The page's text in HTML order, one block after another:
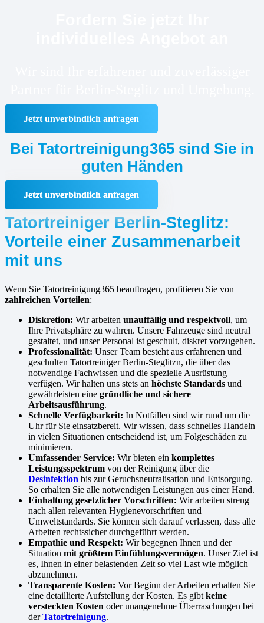
Jetzt unverbindlich anfragen
Bei Tatortreinigung365 sind Sie in
guten Händen
Jetzt unverbindlich anfragen
Tatortreiniger Berlin-Steglitz:
Vorteile einer Zusammenarbeit
mit uns
Wenn Sie Tatortreinigung365 beauftragen, profitieren Sie von
zahlreichen Vorteilen:
Diskretion: Wir arbeiten unauffällig und respektvoll, um
Ihre Privatsphäre zu wahren. Unsere Fahrzeuge sind neutral
gestaltet, und unser Personal ist geschult, diskret vorzugehen.
Professionalität: Unser Team besteht aus erfahrenen und
geschulten Tatortreiniger Berlin-Steglitzn, die über das
notwendige Fachwissen und die spezielle Ausrüstung
verfügen. Wir halten uns stets an höchste Standards und
gewährleisten eine gründliche und sichere
Arbeitsausführung.
Schnelle Verfügbarkeit: In Notfällen sind wir rund um die
Uhr für Sie einsatzbereit. Wir wissen, dass schnelles Handeln
in vielen Situationen entscheidend ist, um Folgeschäden zu
minimieren.
Umfassender Service: Wir bieten ein komplettes
Leistungsspektrum von der Reinigung über die
Desinfektion bis zur Geruchsneutralisation und Entsorgung.
So erhalten Sie alle notwendigen Leistungen aus einer Hand.
Einhaltung gesetzlicher Vorschriften: Wir arbeiten streng
nach allen relevanten Hygienevorschriften und
Umweltstandards. Sie können sich darauf verlassen, dass alle
Arbeiten rechtssicher durchgeführt werden.
Empathie und Respekt: Wir begegnen Ihnen und der
Situation mit größtem Einfühlungsvermögen. Unser Ziel ist
es, Ihnen in einer belastenden Zeit so viel Last wie möglich
abzunehmen.
Transparente Kosten: Vor Beginn der Arbeiten erhalten Sie
eine detaillierte Aufstellung der Kosten. Es gibt keine
versteckten Kosten oder unangenehme Überraschungen bei
derTatortreinigung.